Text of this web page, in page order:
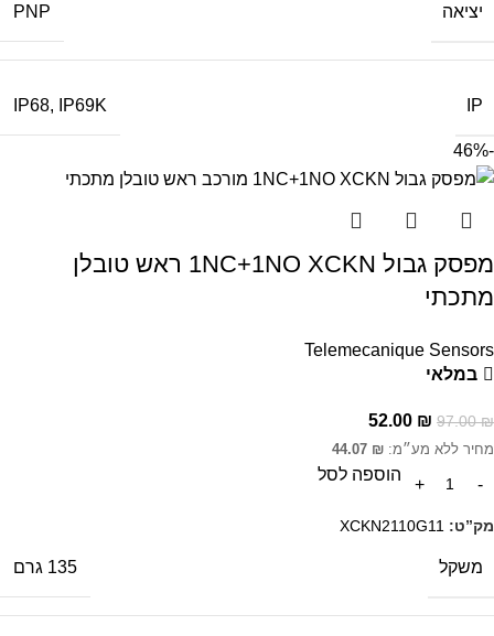
יציאה PNP
IP
IP68, IP69K
-46%
מפסק גבול 1NC+1NO XCKN ראש טובלן
מתכתי
Telemecanique Sensors
במלאי
97.00₪
52.00 ₪
מחיר ללא מע״מ: 44.07 ₪
הוספה לסל
מק”ט: XCKN2110G11
משקל 135 גרם